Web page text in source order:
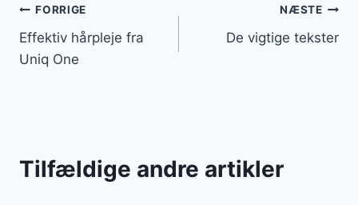
Indlægsnavigation
FORRIGE
Effektiv hårpleje fra
Uniq One
NÆSTE
De vigtige tekster
Tilfældige andre artikler